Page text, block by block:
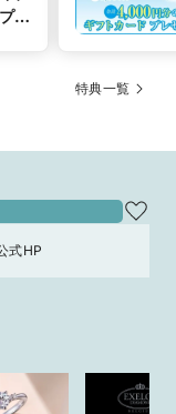
ル
特典一覧
式HP